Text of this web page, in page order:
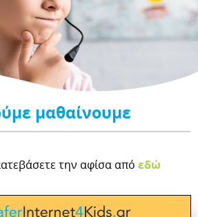
μαθαίνουμε
την αφίσα από εδώ